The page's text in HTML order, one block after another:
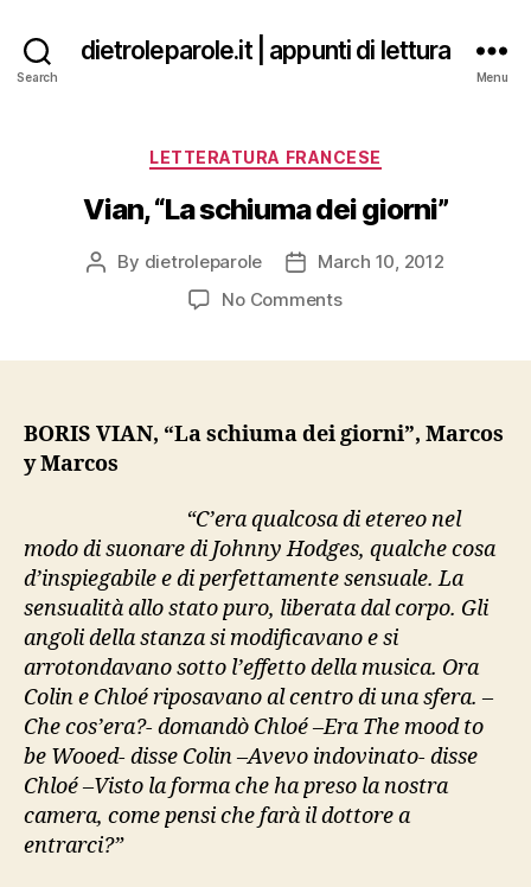
Search
dietroleparole.it | appunti di lettura
Menu
Categories
LETTERATURA FRANCESE
Vian, “La schiuma dei giorni”
Post
By dietroleparole
PostMarch 10, 2012
No Commentson
giorni”
BORIS VIAN, “La schiuma dei giorni”, Marcos
y Marcos
“C’era qualcosa di etereo nel
modo di suonare di Johnny Hodges, qualche cosa
d’inspiegabile e di perfettamente sensuale. La
sensualità allo stato puro, liberata dal corpo. Gli
angoli della stanza si modificavano e si
arrotondavano sotto l’effetto della musica. Ora
Colin e Chloé riposavano al centro di una sfera. –
Che cos’era?- domandò Chloé –Era The mood to
be Wooed- disse Colin –Avevo indovinato- disse
Chloé –Visto la forma che ha preso la nostra
camera, come pensi che farà il dottore a
entrarci?”